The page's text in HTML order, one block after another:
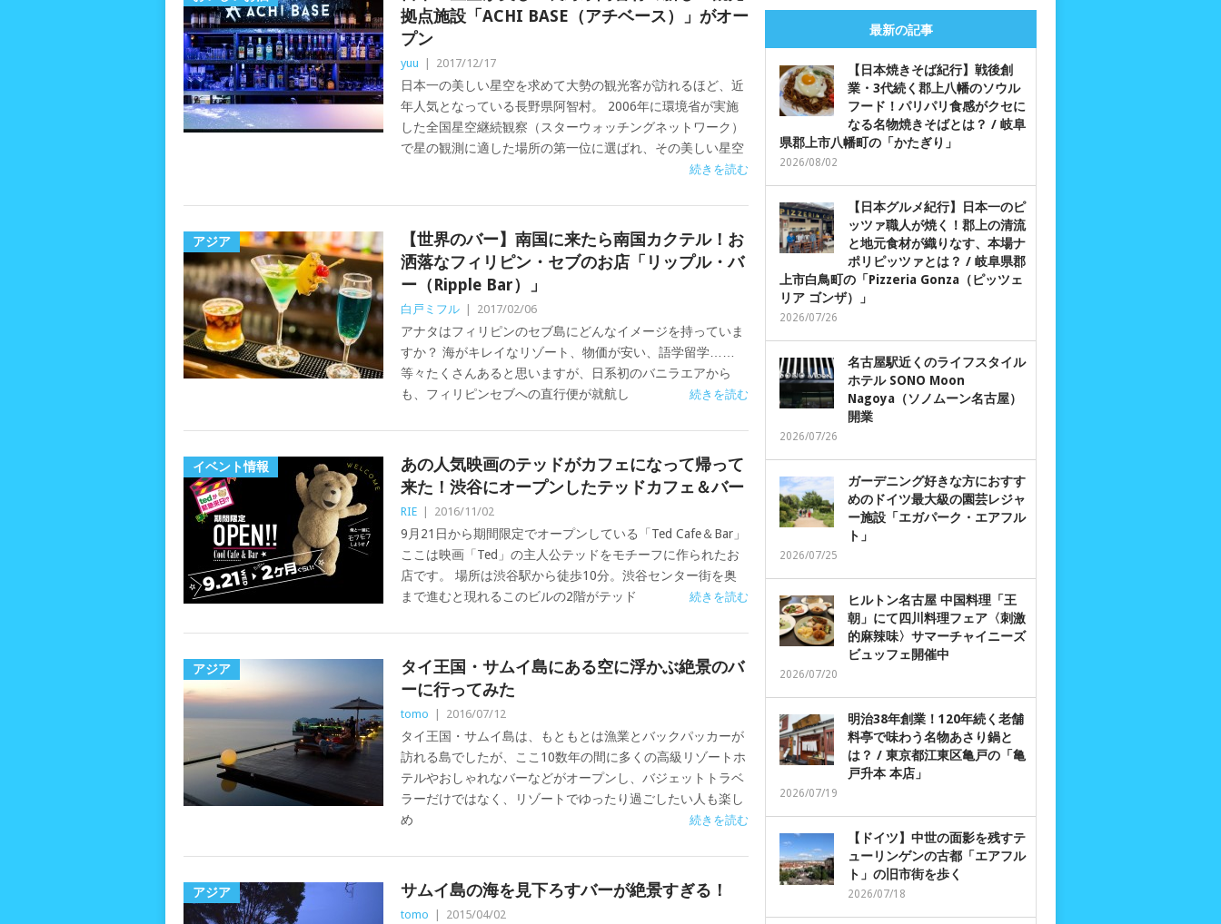
拠点施設「ACHI BASE（アチベース）」がオー
プン
yuu 2017/12/17
日本一の美しい星空を求めて大勢の観光客が訪れるほど、近
年人気となっている長野県阿智村。 2006年に環境省が実施
した全国星空継続観察（スターウォッチングネットワーク）
で星の観測に適した場所の第一位に選ばれ、その美しい星空
続きを読む
アジア
【世界のバー】南国に来たら南国カクテル！お
洒落なフィリピン・セブのお店「リップル・バ
ー（Ripple Bar）」
白戸ミフル 2017/02/06
アナタはフィリピンのセブ島にどんなイメージを持っていま
すか？ 海がキレイなリゾート、物価が安い、語学留学……
等々たくさんあると思いますが、日系初のバニラエアから
も、フィリピンセブへの直行便が就航し
続きを読む
イベント情報
あの人気映画のテッドがカフェになって帰って
来た！渋谷にオープンしたテッドカフェ＆バー
RIE 2016/11/02
9月21日から期間限定でオープンしている「Ted Cafe＆Bar」
ここは映画「Ted」の主人公テッドをモチーフに作られたお
店です。 場所は渋谷駅から徒歩10分。渋谷センター街を奥
まで進むと現れるこのビルの2階がテッド
続きを読む
アジア
タイ王国・サムイ島にある空に浮かぶ絶景のバ
ーに行ってみた
tomo 2016/07/12
タイ王国・サムイ島は、もともとは漁業とバックパッカーが
訪れる島でしたが、ここ10数年の間に多くの高級リゾートホ
テルやおしゃれなバーなどがオープンし、バジェットトラベ
ラーだけではなく、リゾートでゆったり過ごしたい人も楽し
め
続きを読む
アジア サムイ島の海を見下ろすバーが絶景すぎる！
tomo 2015/04/02
最新の記事
【日本焼きそば紀行】戦後創
業・3代続く郡上八幡のソウル
フード！パリパリ食感がクセに
なる名物焼きそばとは？ / 岐阜
県郡上市八幡町の「かたぎり」
2026/08/02
【日本グルメ紀行】日本一のピ
ッツァ職人が焼く！郡上の清流
と地元食材が織りなす、本場ナ
ポリピッツァとは？ / 岐阜県郡
上市白鳥町の「Pizzeria Gonza（ピッツェ
リア ゴンザ）」
2026/07/26
名古屋駅近くのライフスタイル
ホテル SONO Moon
Nagoya（ソノムーン名古屋）
開業
2026/07/26
ガーデニング好きな方におすす
めのドイツ最大級の園芸レジャ
ー施設「エガパーク・エアフル
ト」
2026/07/25
ヒルトン名古屋 中国料理「王
朝」にて四川料理フェア〈刺激
的麻辣味〉サマーチャイニーズ
ビュッフェ開催中
2026/07/20
明治38年創業！120年続く老舗
料亭で味わう名物あさり鍋と
は？ / 東京都江東区亀戸の「亀
戸升本 本店」
2026/07/19
【ドイツ】中世の面影を残すテ
ューリンゲンの古都「エアフル
ト」の旧市街を歩く
2026/07/18